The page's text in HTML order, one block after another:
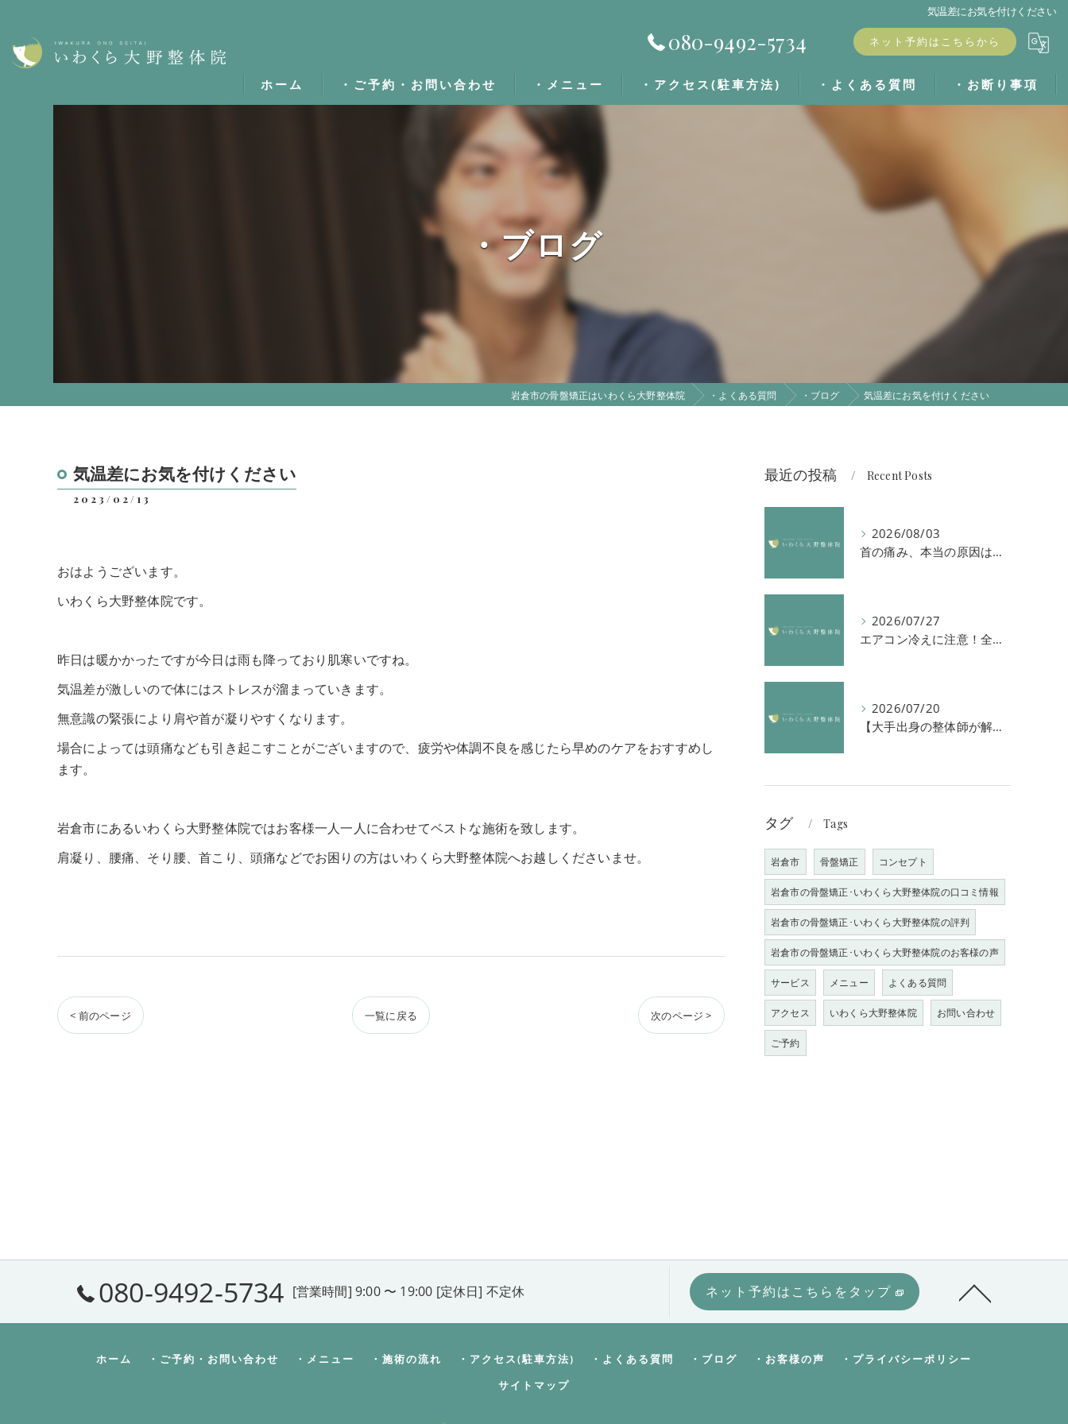
気温差にお気を付けください
080-9492-5734 ネット予約はこちらから
ホーム ・ご予約・お問い合わせ ・メニュー
・施術の流れ
・定期割/回数券
・アクセス(駐車方法) ・よくある質問
・ブログ
・お客様の声
・お断り事項
・ブログ
岩倉市の骨盤矯正はいわくら大野整体院 ・よくある質問 ・ブログ 気温差にお気を付けください
気温差にお気を付けください
2023/02/13
おはようございます。
いわくら大野整体院です。
昨日は暖かかったですが今日は雨も降っており肌寒いですね。
気温差が激しいので体にはストレスが溜まっていきます。
無意識の緊張により肩や首が凝りやすくなります。
場合によっては頭痛なども引き起こすことがございますので、疲労や体調不良を感じたら早めのケアをおすすめし
ます。
岩倉市にあるいわくら大野整体院ではお客様一人一人に合わせてベストな施術を致します。
肩凝り、腰痛、そり腰、首こり、頭痛などでお困りの方はいわくら大野整体院へお越しくださいませ。
< 前のページ 一覧に戻る 次のページ >
最近の投稿 Recent Posts
2026/08/03
首の痛み、本当の原因は「首」ではないかもしれません
2026/07/27
エアコン冷えに注意！全身の倦怠感や首肩凝りを解消する方法
2026/07/20
【大手出身の整体師が解説】なぜ「強揉み」は体に良くないのか？
タグ Tags
岩倉市 骨盤矯正 コンセプト
岩倉市の骨盤矯正･いわくら大野整体院の口コミ情報
岩倉市の骨盤矯正･いわくら大野整体院の評判
岩倉市の骨盤矯正･いわくら大野整体院のお客様の声
サービス メニュー よくある質問
アクセス いわくら大野整体院 お問い合わせ
ご予約
080-9492-5734 [営業時間] 9:00 〜 19:00 [定休日] 不定休 ネット予約はこちらをタップ
ホーム ・ご予約・お問い合わせ ・メニュー ・施術の流れ ・アクセス(駐車方法) ・よくある質問 ・ブログ ・お客様の声
・プライバシーポリシー
サイトマップ